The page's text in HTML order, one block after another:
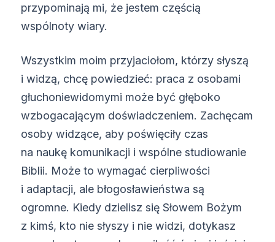
przypominają mi, że jestem częścią
wspólnoty wiary.
Wszystkim moim przyjaciołom, którzy słyszą
i widzą, chcę powiedzieć: praca z osobami
głuchoniewidomymi może być głęboko
wzbogacającym doświadczeniem. Zachęcam
osoby widzące, aby poświęciły czas
na naukę komunikacji i wspólne studiowanie
Biblii. Może to wymagać cierpliwości
i adaptacji, ale błogosławieństwa są
ogromne. Kiedy dzielisz się Słowem Bożym
z kimś, kto nie słyszy i nie widzi, dotykasz